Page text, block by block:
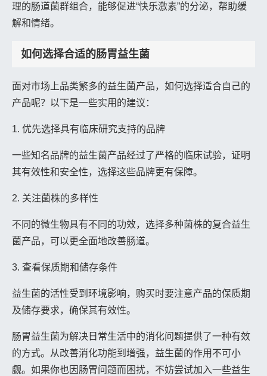
理的肠道菌群组合，能够促进“快乐激素”的分泌，帮助缓
解和情绪。
如何选择合适的肠胃益生菌
面对市场上品类繁多的益生菌产品，如何选择适合自己的
产品呢？以下是一些实用的建议：
1. 优先选择具有临床研究支持的品牌
一些知名品牌的益生菌产品经过了严格的临床试验，证明
其有效性和安全性，选择这些品牌更有保障。
2. 关注菌株的多样性
不同的微生物具有不同的功效，选择多种菌株的复合益生
菌产品，可以更全面地改善肠道。
3. 查看保质期和储存条件
益生菌的活性受到环境影响，购买时要注意产品的保质期
及储存要求，确保其有效性。
肠胃益生菌为解决日常生活中的消化问题提供了一种有效
的方式。从改善消化功能到增强，益生菌的作用不可小
觑。如果你也因肠胃问题而困扰，不妨尝试加入一些益生